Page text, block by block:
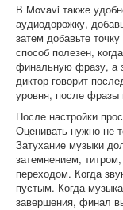
В Movavi также
аудиодорожку,
затем добавьте
способ полезен,
финальную фразу, а
диктор говорит
уровня, после фразы
После настройки
Оценивать нужно не
Затухание музыки
затемнением,
переходом. Когда
пустым. Когда
завершения, финал